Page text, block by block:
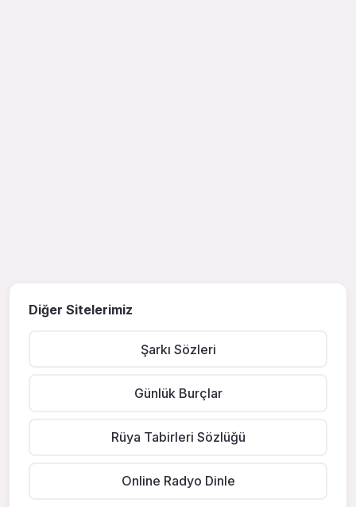
Diğer Sitelerimiz
Şarkı Sözleri
Günlük Burçlar
Rüya Tabirleri Sözlüğü
Online Radyo Dinle